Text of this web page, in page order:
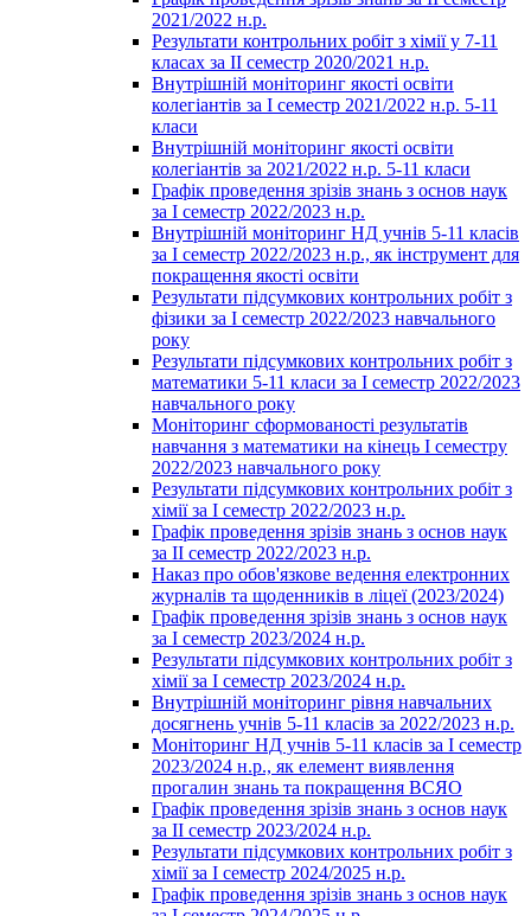
2021/2022 н.р.
Результати контрольних робіт з хімії у 7-11
класах за ІІ семестр 2020/2021 н.р.
Внутрішній моніторинг якості освіти
колегіантів за І семестр 2021/2022 н.р. 5-11
класи
Внутрішній моніторинг якості освіти
колегіантів за 2021/2022 н.р. 5-11 класи
Графік проведення зрізів знань з основ наук
за І семестр 2022/2023 н.р.
Внутрішній моніторинг НД учнів 5-11 класів
за І семестр 2022/2023 н.р., як інструмент для
покращення якості освіти
Результати підсумкових контрольних робіт з
фізики за І семестр 2022/2023 навчального
року
Результати підсумкових контрольних робіт з
математики 5-11 класи за І семестр 2022/2023
навчального року
Моніторинг сформованості результатів
навчання з математики на кінець І семестру
2022/2023 навчального року
Результати підсумкових контрольних робіт з
хімії за І семестр 2022/2023 н.р.
Графік проведення зрізів знань з основ наук
за ІІ семестр 2022/2023 н.р.
Наказ про обов'язкове ведення електронних
журналів та щоденників в ліцеї (2023/2024)
Графік проведення зрізів знань з основ наук
за І семестр 2023/2024 н.р.
Результати підсумкових контрольних робіт з
хімії за І семестр 2023/2024 н.р.
Внутрішній моніторинг рівня навчальних
досягнень учнів 5-11 класів за 2022/2023 н.р.
Моніторинг НД учнів 5-11 класів за І семестр
2023/2024 н.р., як елемент виявлення
прогалин знань та покращення ВСЯО
Графік проведення зрізів знань з основ наук
за ІІ семестр 2023/2024 н.р.
Результати підсумкових контрольних робіт з
хімії за І семестр 2024/2025 н.р.
Графік проведення зрізів знань з основ наук